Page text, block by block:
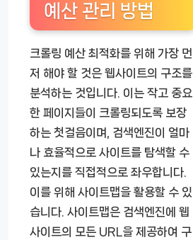
예산 관리 방법
크롤링 예산 최적화를 위해 가장 먼
저 해야 할 것은 웹사이트의 구조를
분석하는 것입니다. 이는 작고 중요
한 페이지들이 크롤링되도록 보장
하는 첫걸음이며, 검색엔진이 얼마
나 효율적으로 사이트를 탐색할 수
있는지를 직접적으로 좌우합니다.
이를 위해 사이트맵을 활용할 수 있
습니다. 사이트맵은 검색엔진에 웹
사이트의 모든 URL을 제공하여 구